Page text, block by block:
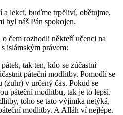
a lekci, buďme trpěliví, obětujme,
byl náš Pán spokojen.
čem rozhodli někteří učenci na
islámským právem:
tak ten, kdo se zúčastní
páteční modlitby. Pomodlí se
v určený čas. Pokud se
páteční modlitbu, tak je to lepší.
toho se tato výjimka netýká,
modlitby. A Alláh ví nejlépe.